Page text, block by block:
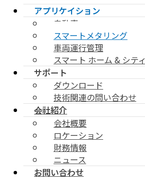
アプリケイション
自動車
スマートメタリング
車両運行管理
スマート ホーム & シティ
サポート
ダウンロード
技術関連の問い合わせ
会社紹介
会社概要
ロケーション
財務情報
ニュース
お問い合わせ